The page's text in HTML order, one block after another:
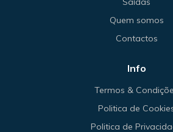
Quem somos
Contactos
Info
Termos &
Politica de
Politica de